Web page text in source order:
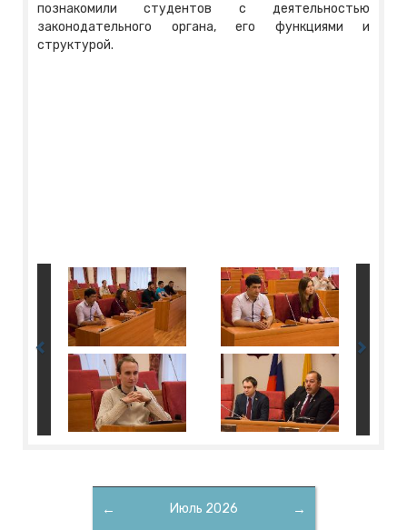
познакомили студентов с деятельностью
законодательного органа, его функциями и
структурой.
← →
Июль 2026